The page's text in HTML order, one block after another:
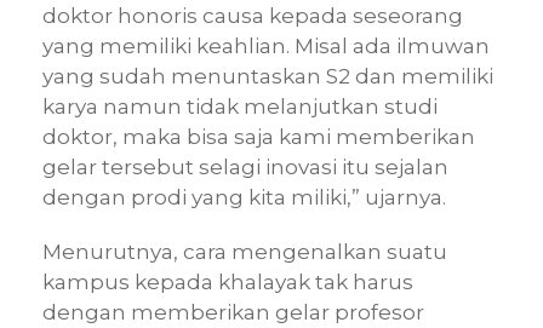
doktor honoris causa kepada seseorang
yang memiliki keahlian. Misal ada ilmuwan
yang sudah menuntaskan S2 dan memiliki
karya namun tidak melanjutkan studi
doktor, maka bisa saja kami memberikan
gelar tersebut selagi inovasi itu sejalan
dengan prodi yang kita miliki,” ujarnya.
Menurutnya, cara mengenalkan suatu
kampus kepada khalayak tak harus
dengan memberikan gelar profesor